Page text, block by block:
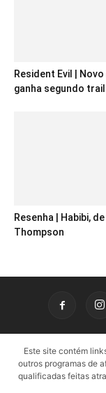
Resident Evil |
ganha segundo
Resenha | Habibi,
Thompson
Este site contém
outros programas de
qualificadas feitas